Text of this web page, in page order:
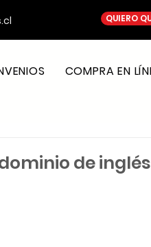
QUIERO
COMPRA EN
de